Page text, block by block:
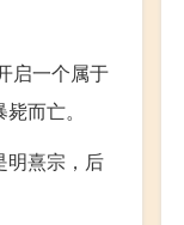
启一个属于
而亡。
明熹宗，后